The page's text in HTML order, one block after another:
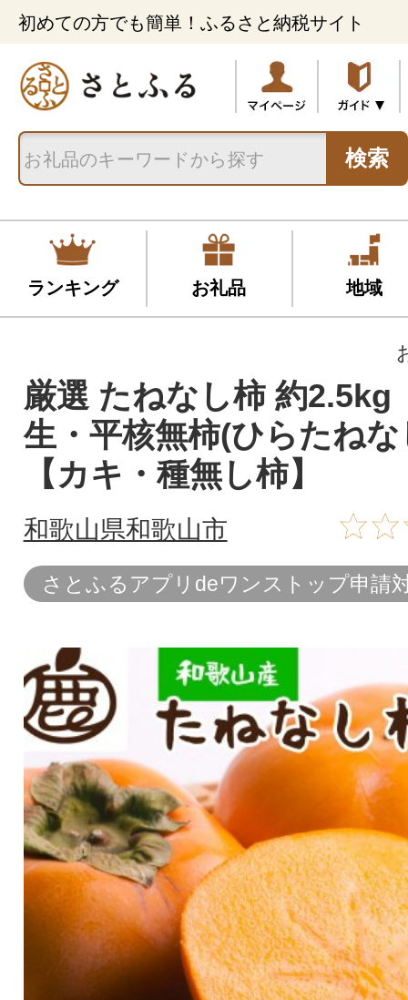
初めての方でも簡単！ふるさと納税サイト
検索
ランキング お礼品 地域
厳選 たねなし柿 約2.5kg
生・平核無柿(ひらたね
【カキ・種無し柿】
和歌山県和歌山市
さとふるアプリdeワンストップ申請